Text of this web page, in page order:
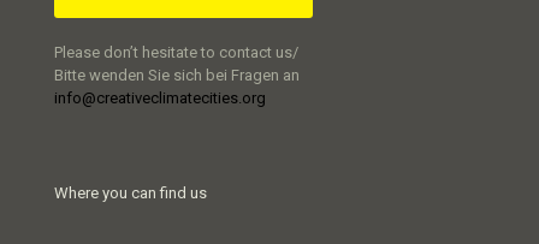
Please don’t hesitate to contact us/
Bitte wenden Sie sich bei Fragen an
info@creativeclimatecities.org
Where you can find us